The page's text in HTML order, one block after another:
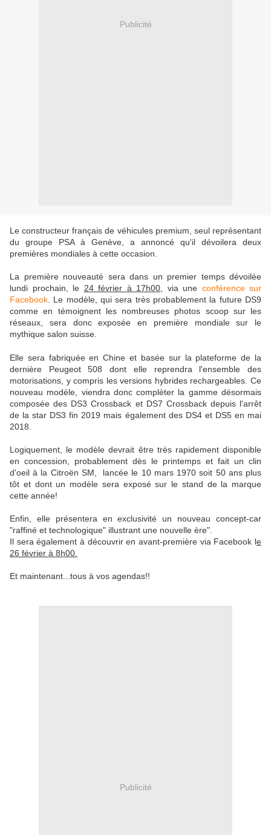
Publicité
Le constructeur français de véhicules premium, seul représentant
du groupe PSA à Genève, a annoncé qu'il dévoilera deux
premières mondiales à cette occasion.
La première nouveauté sera dans un premier temps dévoilée
lundi prochain, le 24 février à 17h00 , via une conférence sur
Facebook . Le modèle, qui sera très probablement la future DS9
comme en témoignent les nombreuses photos scoop sur les
réseaux, sera donc exposée en première mondiale sur le
mythique salon suisse.
Elle sera fabriquée en Chine et basée sur la plateforme de la
dernière Peugeot 508 dont elle reprendra l'ensemble des
motorisations, y compris les versions hybrides rechargeables. Ce
nouveau modèle, viendra donc complèter la gamme désormais
composée des DS3 Crossback et DS7 Crossback depuis l'arrêt
de la star DS3 fin 2019 mais également des DS4 et DS5 en mai
2018.
Logiquement, le modèle devrait être très rapidement disponible
en concession, probablement dès le printemps et fait un clin
d'oeil à la Citroën SM, lancée le 10 mars 1970 soit 50 ans plus
tôt et dont un modèle sera exposé sur le stand de la marque
cette année!
Enfin, elle présentera en exclusivité un nouveau concept-car
"raffiné et technologique" illustrant une nouvelle ère".
Il sera également à découvrir en avant-première via Facebook le
26 février à 8h00.
Et maintenant...tous à vos agendas!!
Publicité